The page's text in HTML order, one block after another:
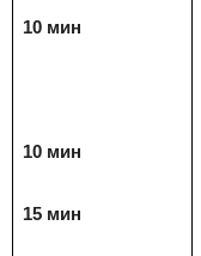
10 мин
10 мин
15 мин